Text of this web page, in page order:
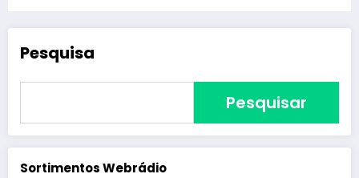
Pesquisa
Pesquisar
Sortimentos Webrádio